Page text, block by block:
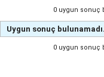
0 uygun sonuç
Uygun sonuç bulunamadı.
0 uygun sonuç